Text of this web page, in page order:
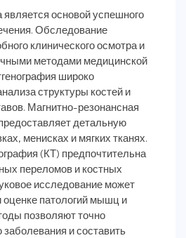
является основой успешного
Обследование
клинического осмотра и
методами медицинской
широко
структуры костей и
Магнитно-резонансная
детальную
менисках и мягких тканях.
(КТ) предпочтительна
переломов и костных
исследование может
патологий мышц и
позволяют точно
и составить